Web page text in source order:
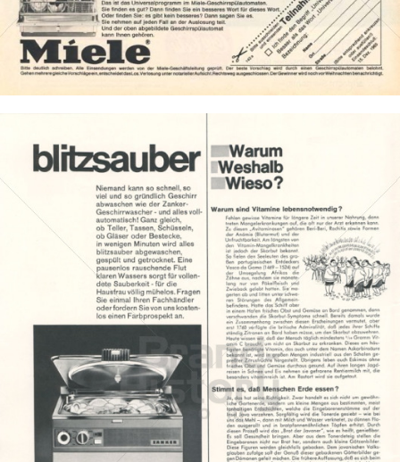
Bild-ID: 131
ZANKER - Electrolux Hausgeräte
Electrolux Hausgeräte GmbH - Markenvertrieb ZANKER